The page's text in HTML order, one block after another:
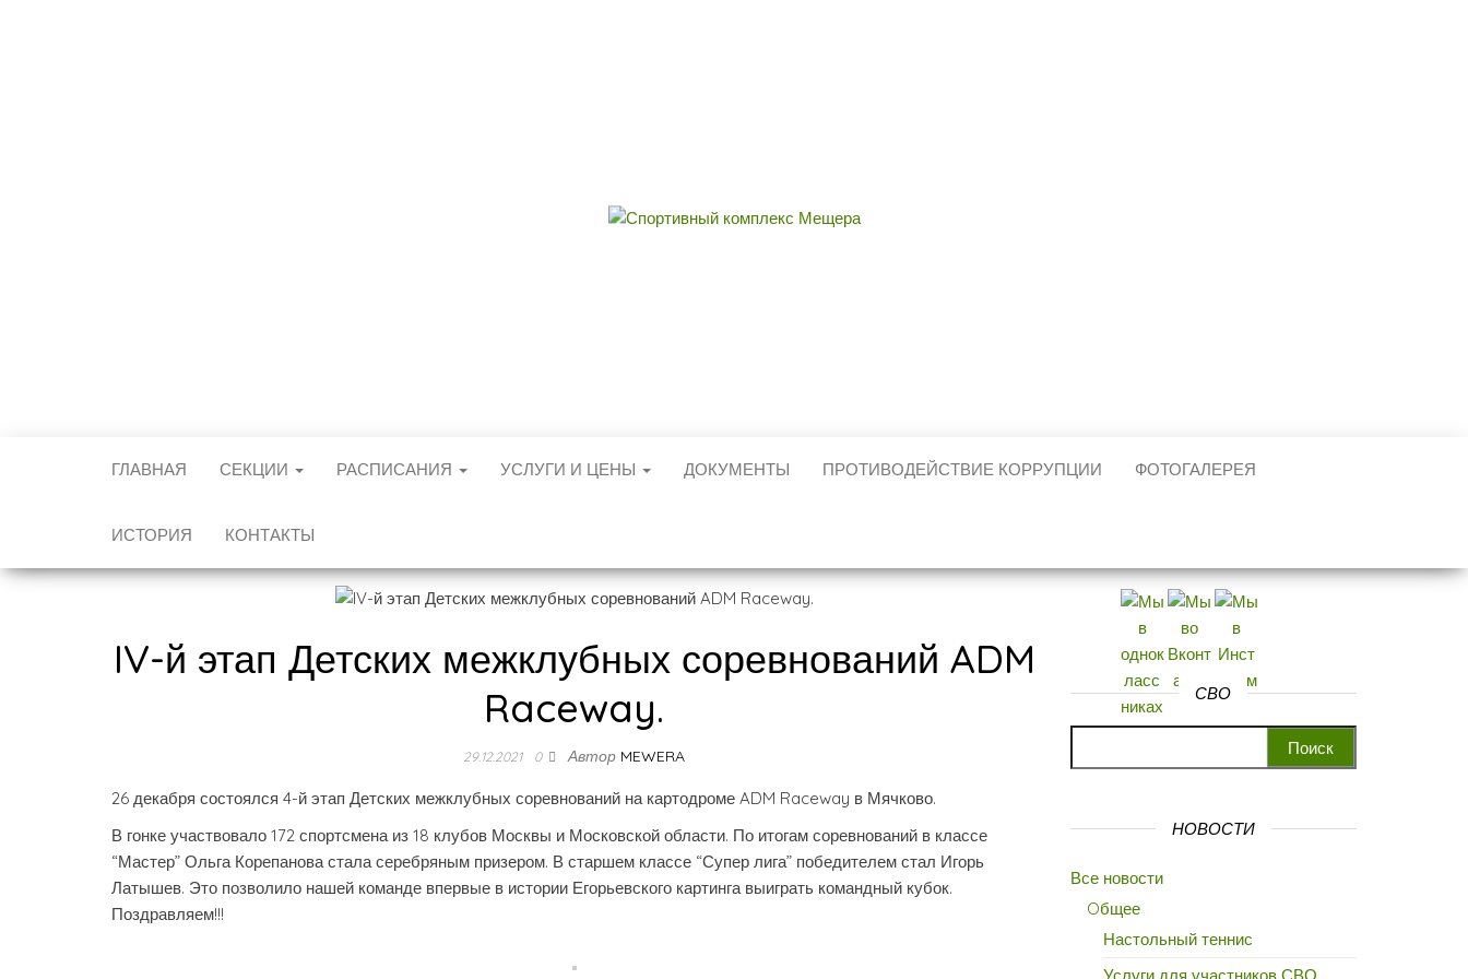
ГЛАВНАЯ СЕКЦИИ РАСПИСАНИЯ УСЛУГИ И ЦЕНЫ ДОКУМЕНТЫ ПРОТИВОДЕЙСТВИЕ КОРРУПЦИИ ФОТОГАЛЕРЕЯ
ИСТОРИЯ КОНТАКТЫ
IV-й этап Детских межклубных соревнований ADM
Raceway.
29.12.2021 0 Автор MEWERA
26 декабря состоялся 4-й этап Детских межклубных соревнований на картодроме ADM Raceway в Мячково.
В гонке участвовало 172 спортсмена из 18 клубов Москвы и Московской области. По итогам соревнований в классе
“Мастер” Ольга Корепанова стала серебряным призером. В старшем классе “Супер лига” победителем стал Игорь
Латышев. Это позволило нашей команде впервые в истории Егорьевского картинга выиграть командный кубок.
Поздравляем!!!
СВО
НОВОСТИ
Все новости
Oбщее
Настольный теннис